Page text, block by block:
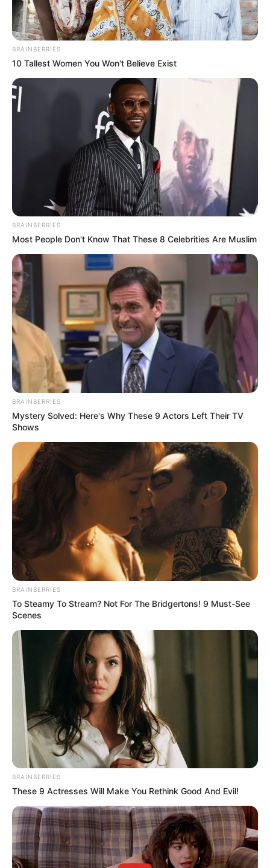
BRAINBERRIES
10 Tallest Women You Won't Believe Exist
BRAINBERRIES
Most People Don't Know That These 8 Celebrities Are Muslim
BRAINBERRIES
Mystery Solved: Here's Why These 9 Actors Left Their TV
Shows
BRAINBERRIES
To Steamy To Stream? Not For The Bridgertons! 9 Must-See
Scenes
BRAINBERRIES
These 9 Actresses Will Make You Rethink Good And Evil!